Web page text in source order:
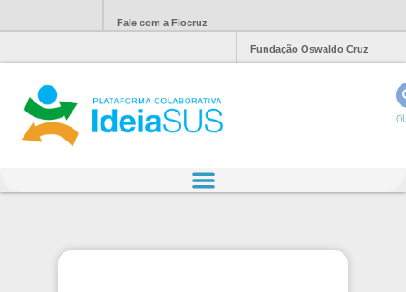
Fale com a Fiocruz
Fundação Oswaldo Cruz